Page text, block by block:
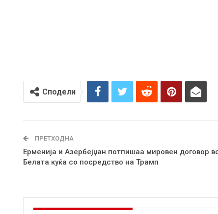
Сподели
ПРЕТХОДНА
Ерменија и Азербејџан потпишаа мировен договор
Белата куќа со посредство на Трамп